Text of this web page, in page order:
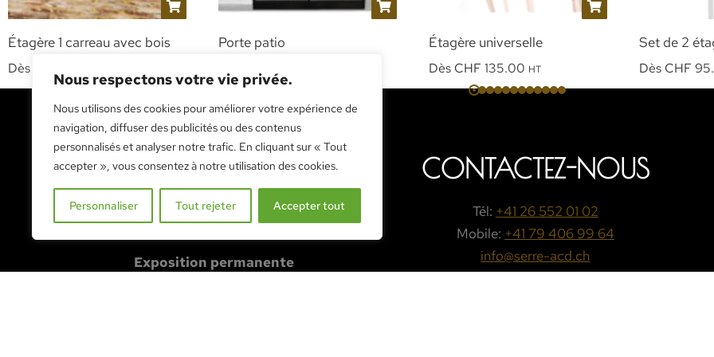
Nous respectons votre vie privée.
Nous utilisons des cookies pour améliorer votre expérience de
navigation, diffuser des publicités ou des contenus
personnalisés et analyser notre trafic. En cliquant sur « Tout
accepter », vous consentez à notre utilisation des cookies.
Personnaliser Tout rejeter Accepter tout
Étagère 1 carreau avec bois
Dès
Porte patio Étagère universelle
Dès CHF 135.00 HT
Set de 2
Dès CHF
RENDEZ-NOUS VISITE
NOUS VISITER
Exposition permanente
CONTACTEZ-NOUS
Tél: +41 26 552 01 02
Mobile: +41 79 406 99 64
info@serre-acd.ch